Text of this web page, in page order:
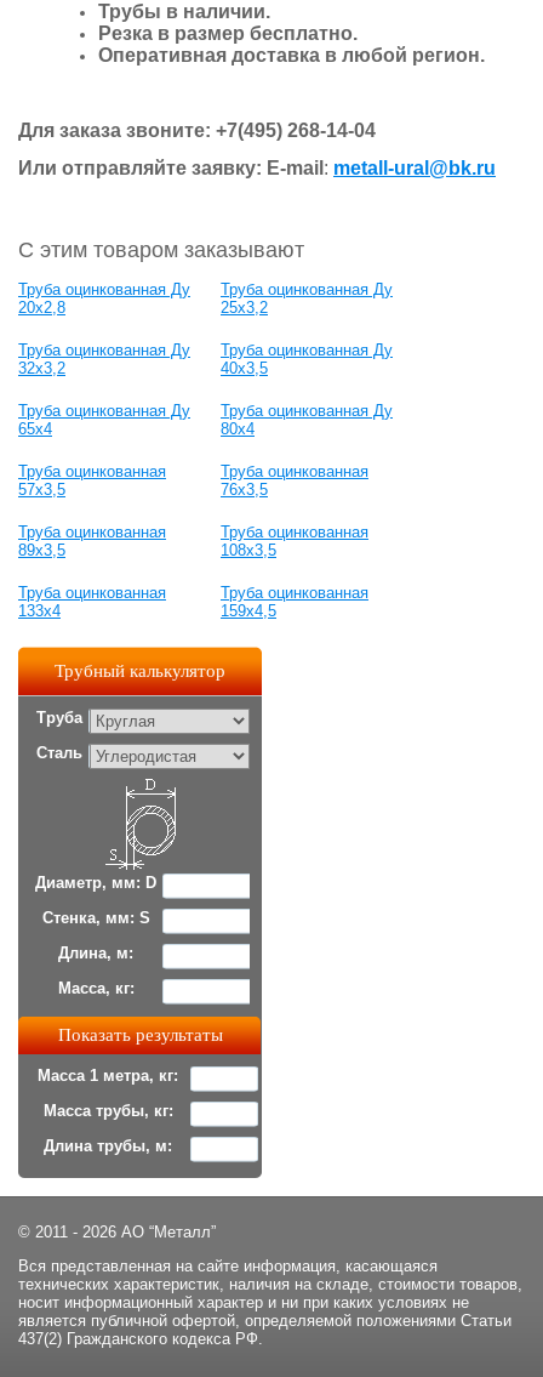
Трубы в наличии.
Резка в размер бесплатно.
Оперативная доставка в любой регион.
Для заказа звоните: +7(495) 268-14-04
Или отправляйте заявку: E-mail : metall-ural@bk.ru
С этим товаром заказывают
Труба оцинкованная Ду
20х2,8
Труба оцинкованная Ду
25х3,2
Труба оцинкованная Ду
32х3,2
Труба оцинкованная Ду
40х3,5
Труба оцинкованная Ду
65х4
Труба оцинкованная Ду
80х4
Труба оцинкованная
57х3,5
Труба оцинкованная
76х3,5
Труба оцинкованная
89х3,5
Труба оцинкованная
108х3,5
Труба оцинкованная
133х4
Труба оцинкованная
159х4,5
Трубный калькулятор
Труба
Сталь
Диаметр, мм: D
Стенка, мм: S
Длина, м:
Масса, кг:
Масса 1 метра, кг:
Масса трубы, кг:
Длина трубы, м:
© 2011 - 2026 АО “Металл”
Вся представленная на сайте информация, касающаяся
технических характеристик, наличия на складе, стоимости товаров,
носит информационный характер и ни при каких условиях не
является публичной офертой, определяемой положениями Статьи
437(2) Гражданского кодекса РФ.